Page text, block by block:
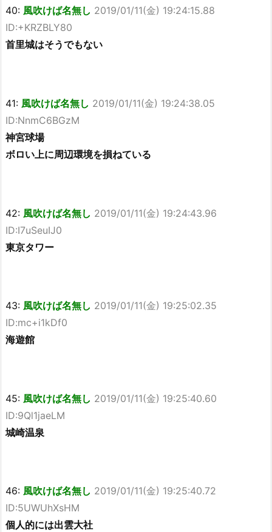
40: 風吹けば名無し 2019/01/11(金) 19:24:15.88
ID:+KRZBLY80
首里城はそうでもない
41: 風吹けば名無し 2019/01/11(金) 19:24:38.05
ID:NnmC6BGzM
神宮球場
ボロい上に周辺環境を損ねている
42: 風吹けば名無し 2019/01/11(金) 19:24:43.96
ID:I7uSeuIJ0
東京タワー
43: 風吹けば名無し 2019/01/11(金) 19:25:02.35
ID:mc+i1kDf0
海遊館
45: 風吹けば名無し 2019/01/11(金) 19:25:40.60
ID:9Ql1jaeLM
城崎温泉
46: 風吹けば名無し 2019/01/11(金) 19:25:40.72
ID:5UWUhXsHM
個人的には出雲大社